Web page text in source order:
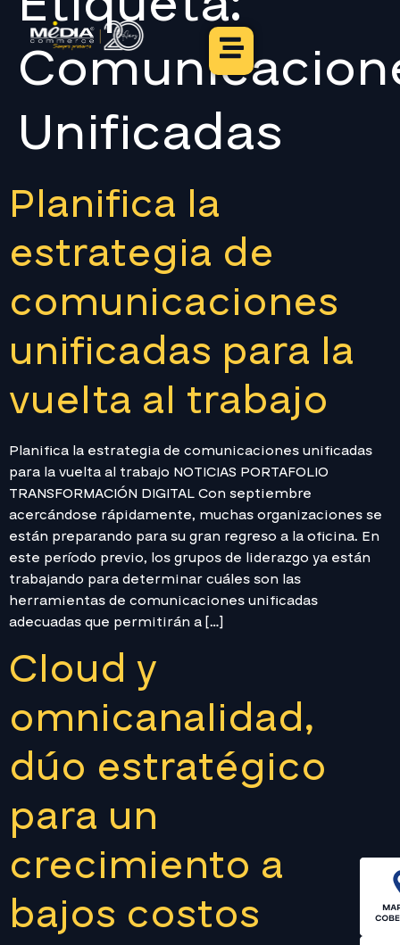
Unificadas
Planifica la
estrategia de
comunicaciones
unificadas para la
vuelta al trabajo
Planifica la estrategia de comunicaciones unificadas
para la vuelta al trabajo NOTICIAS PORTAFOLIO
TRANSFORMACIÓN DIGITAL Con septiembre
acercándose rápidamente, muchas organizaciones se
están preparando para su gran regreso a la oficina. En
este período previo, los grupos de liderazgo ya están
trabajando para determinar cuáles son las
herramientas de comunicaciones unificadas
adecuadas que permitirán a […]
Cloud y
omnicanalidad,
dúo estratégico
para un
crecimiento a
bajos costos